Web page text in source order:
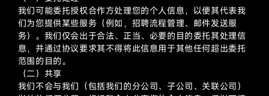
我们可能委托授权合作方处理您的个人信息，以便其代表我
们为您提供某些服务（例如，招聘流程管理、邮件发送服
务）。我们仅会出于合法、正当、必要的目的委托其处理信
息，并通过协议要求其不得将此信息用于其他任何超出委托
范围的目的。
（二）共享
我们不会与我们（包括我们的分公司、子公司、关联公司）